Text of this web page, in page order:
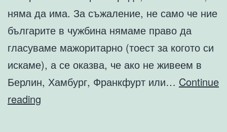
няма да има. За съжаление, не само че ние
българите в чужбина нямаме право да
гласуваме мажоритарно (тоест за когото си
искаме), а се оказва, че ако не живеем в
Берлин, Хамбург, Франкфурт или… Continue
reading